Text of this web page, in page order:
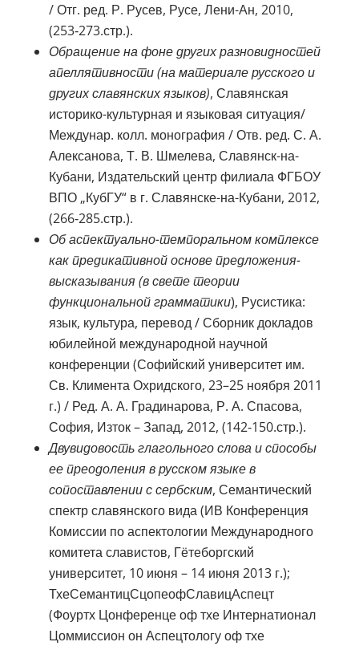
/ Отг. ред. Р. Русев, Русе, Лени-Ан, 2010,
(253‑273.стр.).
Обращение на фоне других разновидностей
апеллятивности (на материале русского и
других славянских языков), Славянская
историко-культурная и языковая ситуация/
Междунар. колл. монография / Отв. ред. С. А.
Алексанова, Т. В. Шмелева, Славянск-на-
Кубани, Издательский центр филиала ФГБОУ
ВПО „КубГУ“ в г. Славянске-на-Кубани, 2012,
(266‑285.стр.).
Об аспектуально-темпоральном комплексе
как предикативной основе предложения-
высказывания (в свете теории
функциональной грамматики), Русистика:
язык, культура, перевод / Сборник докладов
юбилейной международной научной
конференции (Софийский университет им.
Св. Климента Охридского, 23–25 ноября 2011
г.) / Ред. А. А. Градинарова, Р. А. Спасова,
София, Изток – Запад, 2012, (142‑150.стр.).
Двувидовость глагольного слова и способы
ее преодоления в русском языке в
сопоставлении с сербским, Семантический
спектр славянского вида (ИВ Конференция
Комиссии по аспектологии Международного
комитета славистов, Гётеборгский
университет, 10 июня – 14 июня 2013 г.);
ТхеСемантицСцопеофСлавицАспецт
(Фоуртх Цонференце оф тхе Интернатионал
Цоммиссион он Аспецтологy оф тхе